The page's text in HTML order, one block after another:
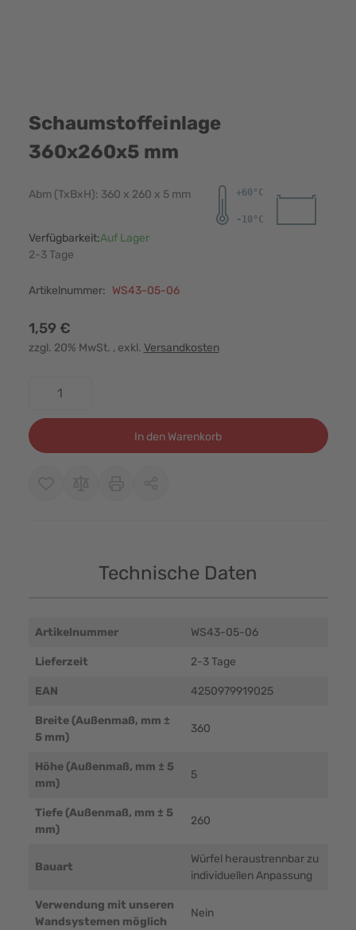
Schaumstoffeinlage
360x260x5 mm
Abm (TxBxH): 360 x 260 x 5 mm
Verfügbarkeit:Auf Lager
2-3 Tage
Artikelnummer: WS43-05-06
1,59 €
zzgl. 20% MwSt. , exkl. Versandkosten
In den Warenkorb
Technische Daten
Artikelnummer WS43-05-06
Lieferzeit 2-3 Tage
EAN 4250979919025
Breite (Außenmaß, mm ±
5 mm)
360
Höhe (Außenmaß, mm ± 5
mm)
5
Tiefe (Außenmaß, mm ± 5
mm)
260
Bauart
Würfel heraustrennbar zu
individuellen Anpassung
Verwendung mit unseren
Wandsystemen möglich
Nein